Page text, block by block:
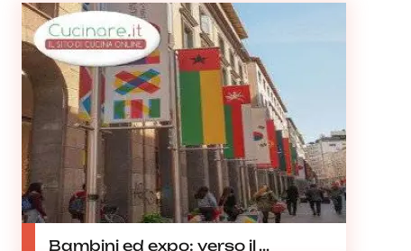
Bambini ed expo: verso il ...